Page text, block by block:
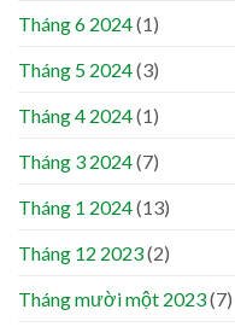
Tháng 6 2024(1)
Tháng 5 2024(3)
Tháng 4 2024(1)
Tháng 3 2024(7)
Tháng 1 2024(13)
Tháng 12 2023(2)
Tháng mười một 2023(7)